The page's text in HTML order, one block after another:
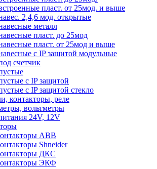
пласт. от 25мод. и выше
2,4,6 мод. открытые
металл
пласт. до 25мод
пласт. от 25мод и выше
с IP защитой модульные
счетчик
с IP защитой
с IP защитой стекло
контакторы, реле
вольтметры
24V, 12V
ABB
Shneider
ДКС
ЭКФ